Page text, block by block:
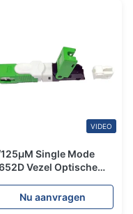
VIDEO
Single Mode
Vezel Optische
Dalingskabel
Nu aanvragen